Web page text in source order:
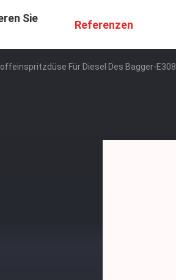
Sie
Referenzen
Für Diesel Des Bagger-E308